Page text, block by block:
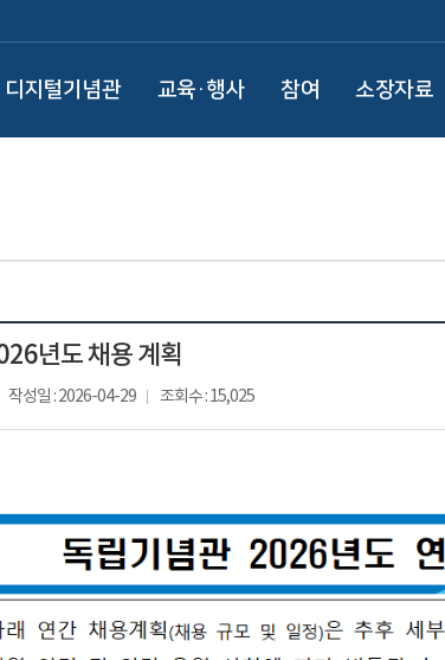
디지털기념관 교육·행사 참여 소장자료
년도 채용 계획
작성일 : 2026-04-29 조회수 : 15,025